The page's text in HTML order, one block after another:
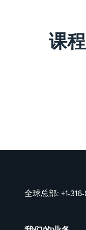
课
全球总部: +1-